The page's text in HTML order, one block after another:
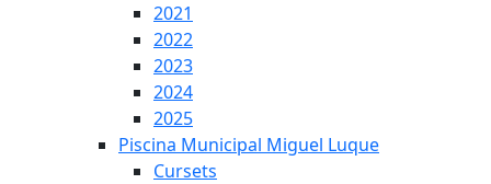
2021
2022
2023
2024
2025
Piscina Municipal Miguel Luque
Cursets